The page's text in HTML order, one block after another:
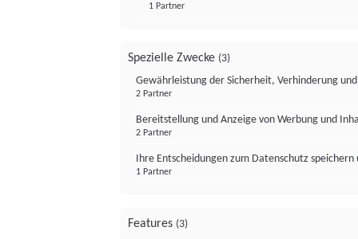
1 Partner
Spezielle Zwecke (3)
Gewährleistung der Sicherheit, Verhinderung
2 Partner
Bereitstellung und Anzeige von Werbung und
2 Partner
Ihre Entscheidungen zum Datenschutz
1 Partner
Features (3)